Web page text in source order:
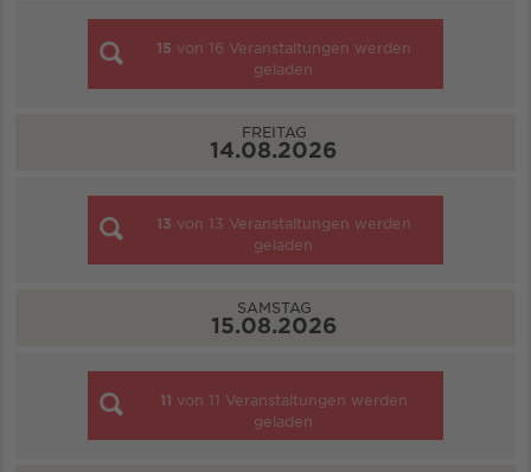
15 von 16 Veranstaltungen werden
geladen
FREITAG
14.08.2026
13 von 13 Veranstaltungen werden
geladen
SAMSTAG
15.08.2026
11 von 11 Veranstaltungen werden
geladen